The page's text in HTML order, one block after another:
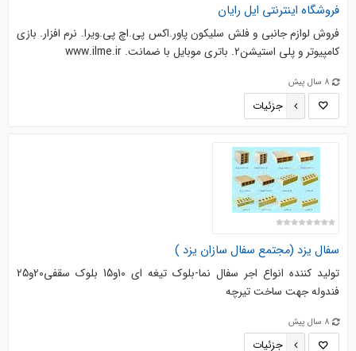
فروشگاه اینترنتی ایل رایان
فروش لوازم جانبی و فلش سلیکون پاور.اکس پی.اچ پی.ویرا. نرم افزار. بازی
کامپیوتر و پلی استیشن2. باتری موبایل با ضمانت. www.ilme.ir
8 سال پیش
جزئیات
سفال یزد (مجتمع سفال سازان یزد )
تولید کننده انواع اجر سفال نما-بلوک تیغه ای 10و15 بلوک سقفی20و25
فندوله جهت ساخت تیرچه
8 سال پیش
جزئیات